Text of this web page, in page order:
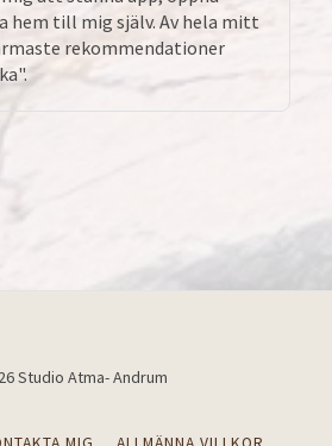
hem till mig själv. Av hela mitt
rekommendationer
Studio Atma- Andrum